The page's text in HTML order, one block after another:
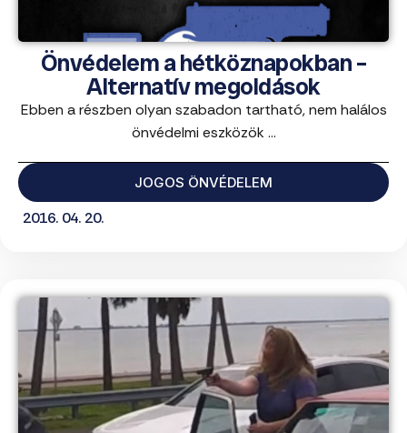
Önvédelem a hétköznapokban –
Alternatív megoldások
Ebben a részben olyan szabadon tartható, nem halálos
önvédelmi eszközök ...
JOGOS ÖNVÉDELEM
2016. 04. 20.